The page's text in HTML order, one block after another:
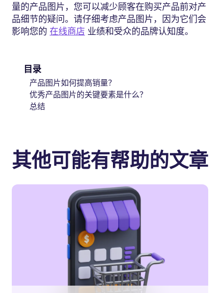
量的产品图片，您可以减少顾客在购买产品前对产
品细节的疑问。请仔细考虑产品图片，因为它们会
影响您的 在线商店 业绩和受众的品牌认知度。
目录
产品图片如何提高销量？
优秀产品图片的关键要素是什么？
总结
其他可能有帮助的文章